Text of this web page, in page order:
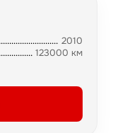
2010
123000 км